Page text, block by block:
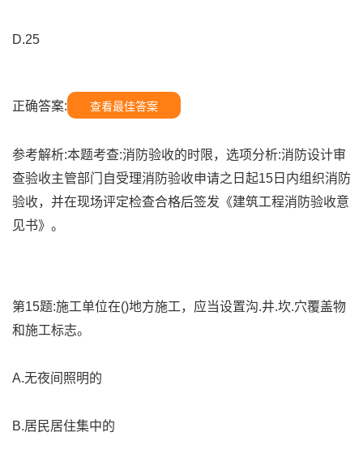
D.25
正确答案: 查看最佳答案
参考解析:本题考查:消防验收的时限，选项分析:消防设计审
查验收主管部门自受理消防验收申请之日起15日内组织消防
验收，并在现场评定检查合格后签发《建筑工程消防验收意
见书》。
第15题:施工单位在()地方施工，应当设置沟.井.坎.穴覆盖物
和施工标志。
A.无夜间照明的
B.居民居住集中的